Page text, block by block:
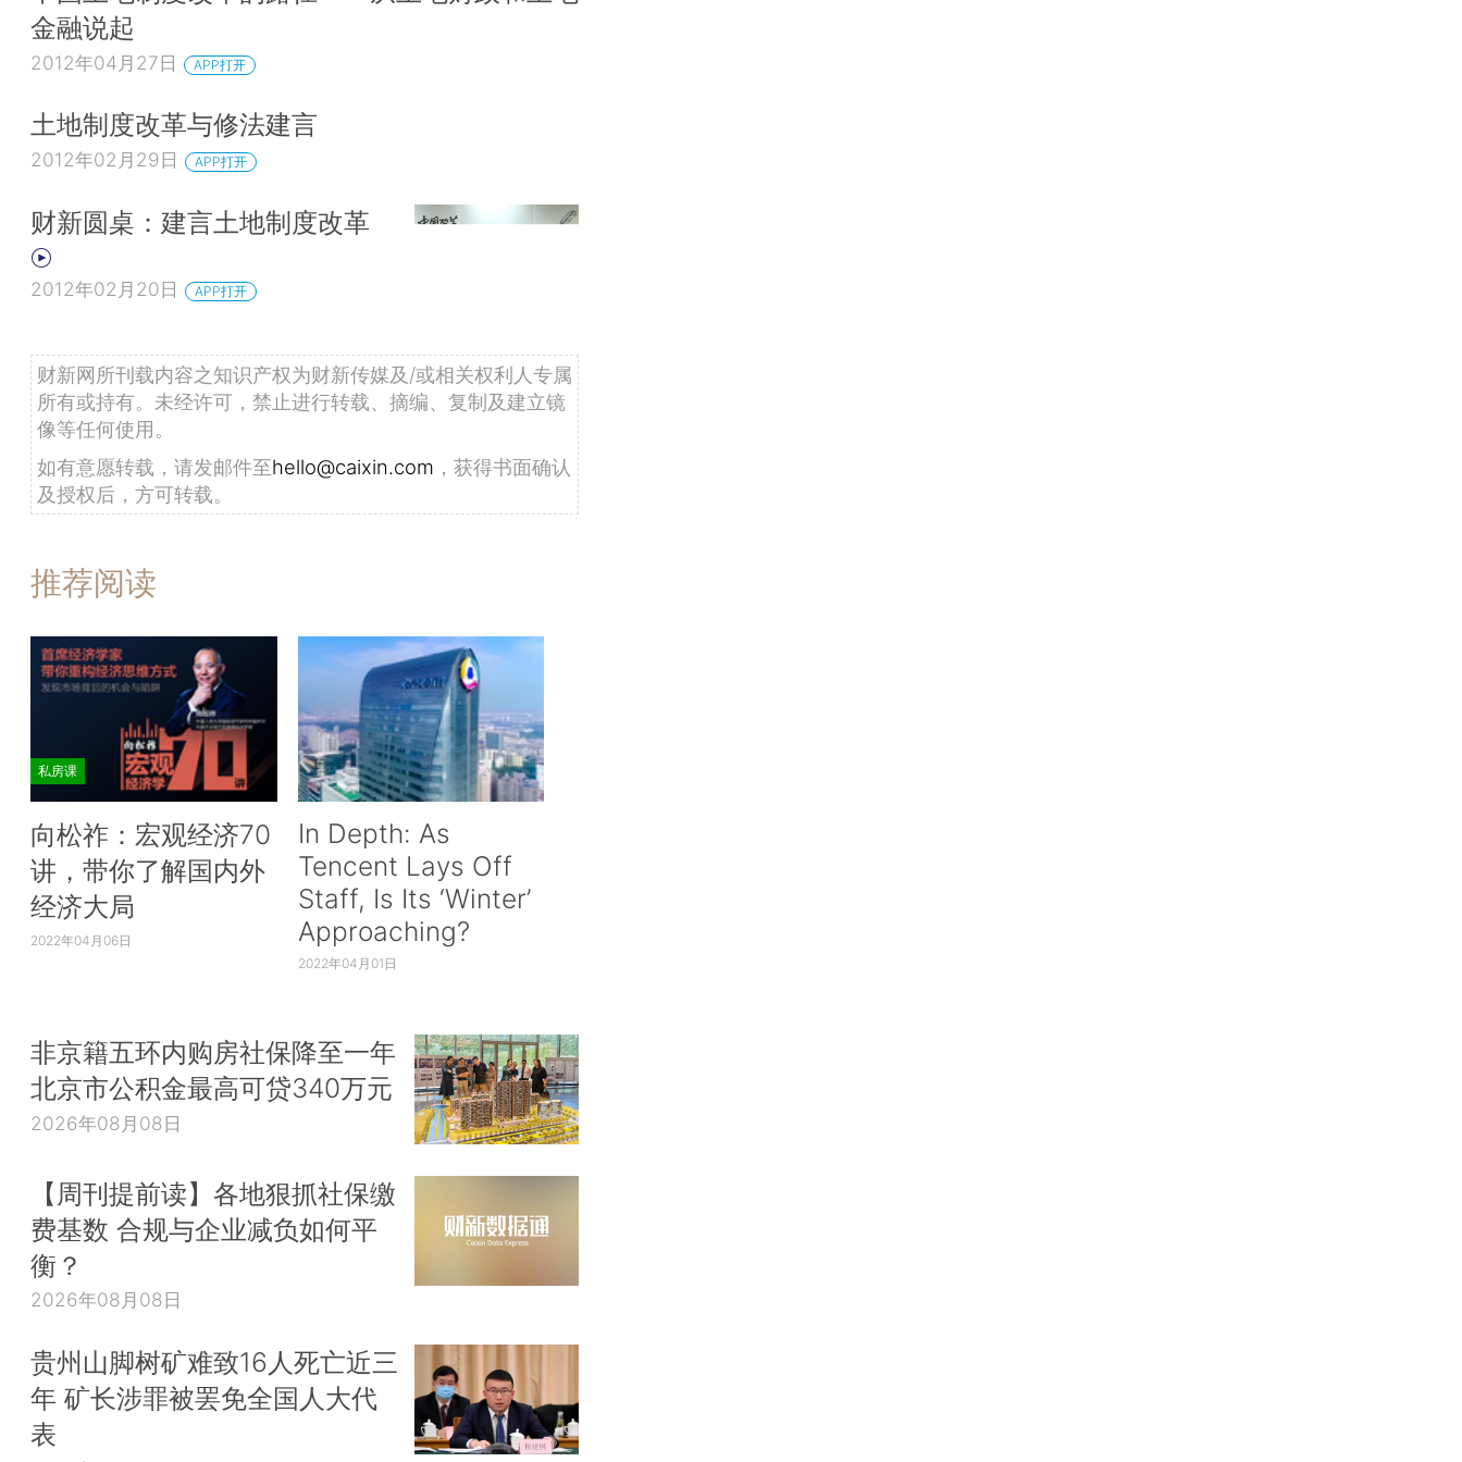
金融说起
2012年04月27日 APP打开
土地制度改革与修法建言
2012年02月29日 APP打开
财新圆桌：建言土地制度改革
2012年02月20日 APP打开
财新网所刊载内容之知识产权为财新传媒及/或相关权利人专属
所有或持有。未经许可，禁止进行转载、摘编、复制及建立镜
像等任何使用。
如有意愿转载，请发邮件至hello@caixin.com ，获得书面确认
及授权后，方可转载。
推荐阅读
私房课
向松祚：宏观经济70
讲，带你了解国内外
经济大局
2022年04月06日
In Depth: As
Tencent Lays Off
Staff, Is Its ‘Winter’
Approaching?
2022年04月01日
非京籍五环内购房社保降至一年
北京市公积金最高可贷340万元
2026年08月08日
【周刊提前读】各地狠抓社保缴
费基数 合规与企业减负如何平
衡？
2026年08月08日
贵州山脚树矿难致16人死亡近三
年 矿长涉罪被罢免全国人大代
表